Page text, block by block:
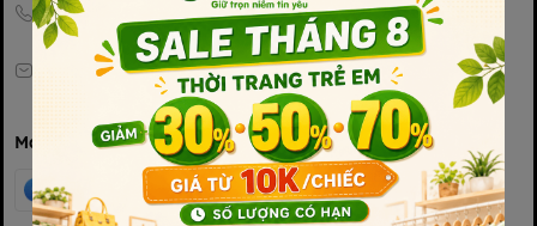
Hotline
0967681100
mktmokicenter@mokimart.vn
Mạng xã hội